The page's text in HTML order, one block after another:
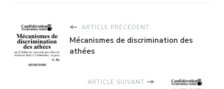
ARTICLE PRÉCÉDENT
Mécanismes de discrimination des
athées
ARTICLE SUIVANT